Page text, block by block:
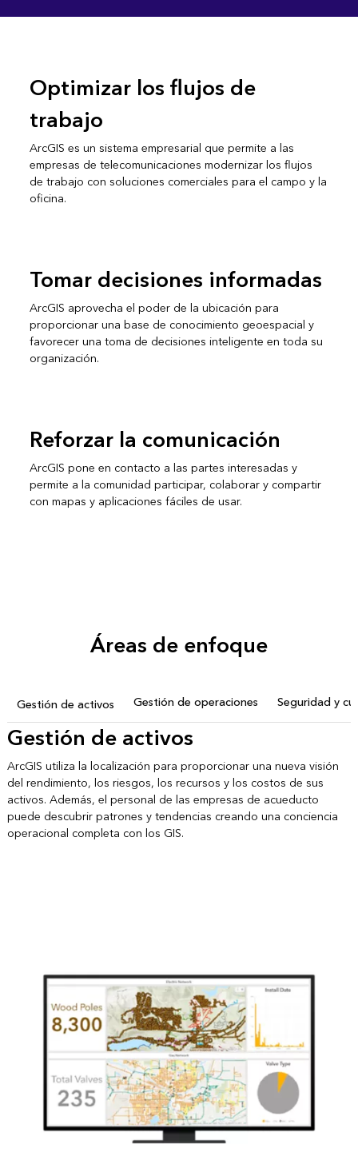
Optimizar los flujos de
trabajo
ArcGIS es un sistema empresarial que permite a las
empresas de telecomunicaciones modernizar los flujos
de trabajo con soluciones comerciales para el campo y la
oficina.
Tomar decisiones informadas
ArcGIS aprovecha el poder de la ubicación para
proporcionar una base de conocimiento geoespacial y
favorecer una toma de decisiones inteligente en toda su
organización.
Reforzar la comunicación
ArcGIS pone en contacto a las partes interesadas y
permite a la comunidad participar, colaborar y compartir
con mapas y aplicaciones fáciles de usar.
Áreas de enfoque
Gestión de activos Gestión de operaciones Seguridad y
Gestión de activos
ArcGIS utiliza la localización para proporcionar una nueva visión
del rendimiento, los riesgos, los recursos y los costos de sus
activos. Además, el personal de las empresas de acueducto
puede descubrir patrones y tendencias creando una conciencia
operacional completa con los GIS.